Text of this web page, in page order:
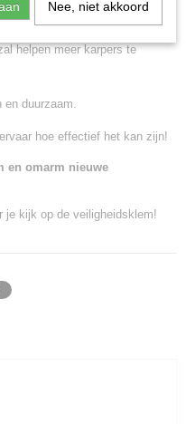
veiligheidsklem is een
helpen meer karpers te
en duurzaam.
hoe effectief het kan zijn!
en omarm nieuwe
je kijk op de veiligheidsklem!
Nee, niet akkoord